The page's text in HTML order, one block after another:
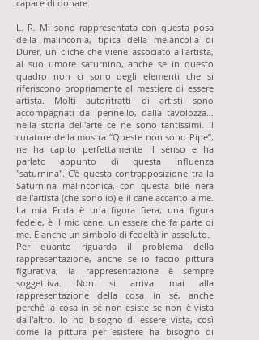
capace di donare.
L. R. Mi sono rappresentata con questa posa
della malinconia, tipica della melancolia di
Durer, un cliché che viene associato all'artista,
al suo umore saturnino, anche se in questo
quadro non ci sono degli elementi che si
riferiscono propriamente al mestiere di essere
artista. Molti autoritratti di artisti sono
accompagnati dal pennello, dalla tavolozza…
nella storia dell'arte ce ne sono tantissimi. Il
curatore della mostra “Queste non sono Pipe”,
ne ha capito perfettamente il senso e ha
parlato appunto di questa influenza
"saturnina". C'è questa contrapposizione tra la
Saturnina malinconica, con questa bile nera
dell'artista (che sono io) e il cane accanto a me.
La mia Frida è una figura fiera, una figura
fedele, è il mio cane, un essere che fa parte di
me. È anche un simbolo di fedeltà in assoluto.
Per quanto riguarda il problema della
rappresentazione, anche se io faccio pittura
figurativa, la rappresentazione è sempre
soggettiva. Non si arriva mai alla
rappresentazione della cosa in sé, anche
perché la cosa in sé non esiste se non è vista
dall'altro. Io ho bisogno di essere vista, così
come la pittura per esistere ha bisogno di